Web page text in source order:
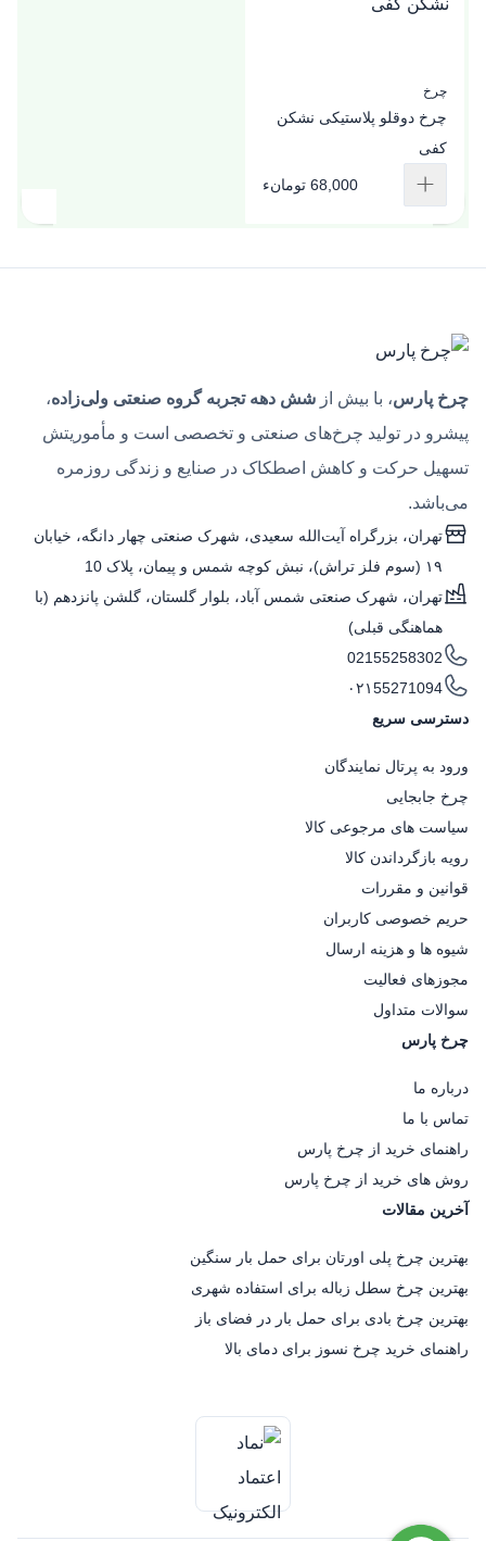
چرخ
چرخ دوقلو پلاستیکی نشکن
کفی
68,000 تومانء
چرخ پارس، با بیش از شش دهه تجربه گروه صنعتی ولی‌زاده،
پیشرو در تولید چرخ‌های صنعتی و تخصصی است و مأموریتش
تسهیل حرکت و کاهش اصطکاک در صنایع و زندگی روزمره
می‌باشد.
تهران، بزرگراه آیت‌الله سعیدی، شهرک صنعتی چهار دانگه، خیابان
۱۹ (سوم فلز تراش)، نبش کوچه شمس و پیمان، پلاک 10
تهران، شهرک صنعتی شمس آباد، بلوار گلستان، گلشن پانزدهم (با
هماهنگی قبلی)
02155258302
۰۲۱55271094
دسترسی سریع
ورود به پرتال نمایندگان
چرخ جابجایی
سیاست های مرجوعی کالا
رویه بازگرداندن کالا
قوانین و مقررات
حریم خصوصی کاربران
شیوه ها و هزینه ارسال
مجوزهای فعالیت
سوالات متداول
چرخ پارس
درباره ما
تماس با ما
راهنمای خرید از چرخ پارس
روش های خرید از چرخ پارس
آخرین مقالات
بهترین چرخ پلی اورتان برای حمل بار سنگین
بهترین چرخ سطل زباله برای استفاده شهری
بهترین چرخ بادی برای حمل بار در فضای باز
راهنمای خرید چرخ نسوز برای دمای بالا